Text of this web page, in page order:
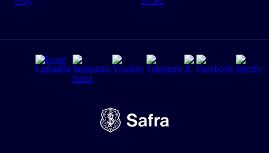
Regras e Parâmetros de Atuação Banco Safra
Segurança da Informação
Tarifas e serviços Pessoa Física
Transparência de remuneração
Derivativos
Agronegócios